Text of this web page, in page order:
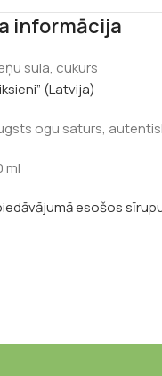
informācija
sula, cukurs
(Latvija)
ogu saturs,
ml
esošos